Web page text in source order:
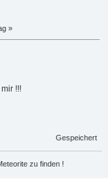
»
!!!
Gespeichert
zu finden !